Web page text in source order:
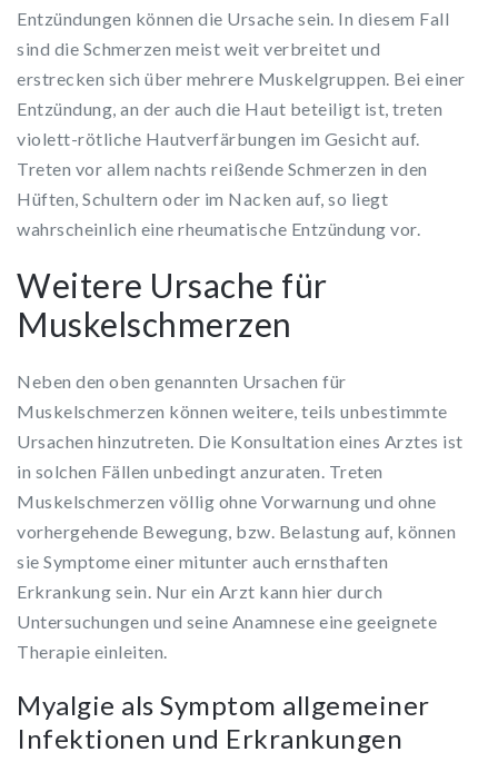
Entzündungen können die Ursache sein. In diesem Fall
sind die Schmerzen meist weit verbreitet und
erstrecken sich über mehrere Muskelgruppen. Bei einer
Entzündung, an der auch die Haut beteiligt ist, treten
violett-rötliche Hautverfärbungen im Gesicht auf.
Treten vor allem nachts reißende Schmerzen in den
Hüften, Schultern oder im Nacken auf, so liegt
wahrscheinlich eine rheumatische Entzündung vor.
Weitere Ursache für
Muskelschmerzen
Neben den oben genannten Ursachen für
Muskelschmerzen können weitere, teils unbestimmte
Ursachen hinzutreten. Die Konsultation eines Arztes ist
in solchen Fällen unbedingt anzuraten. Treten
Muskelschmerzen völlig ohne Vorwarnung und ohne
vorhergehende Bewegung, bzw. Belastung auf, können
sie Symptome einer mitunter auch ernsthaften
Erkrankung sein. Nur ein Arzt kann hier durch
Untersuchungen und seine Anamnese eine geeignete
Therapie einleiten.
Myalgie als Symptom allgemeiner
Infektionen und Erkrankungen